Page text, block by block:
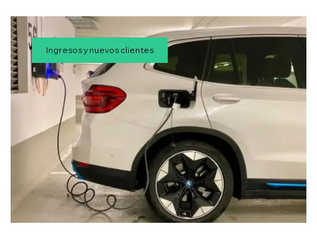
Ingresos y nuevos clientes